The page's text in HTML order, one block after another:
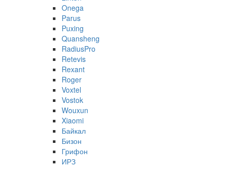
Onega
Parus
Puxing
Quansheng
RadiusPro
Retevis
Rexant
Roger
Voxtel
Vostok
Wouxun
Xiaomi
Байкал
Бизон
Грифон
ИРЗ